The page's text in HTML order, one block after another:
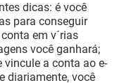
dicas: é você
para conseguir
em v´rias
você ganhará;
a conta ao e-
diariamente, você